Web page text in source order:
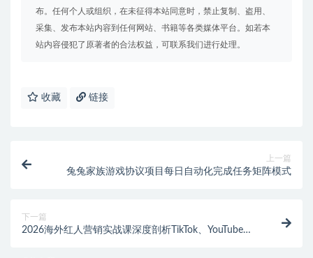
布。任何个人或组织，在未征得本站同意时，禁止复制、盗用、
采集、发布本站内容到任何网站、书籍等各类媒体平台。如若本
站内容侵犯了原著者的合法权益，可联系我们进行处理。
收藏 链接
上一篇
兔兔家族游戏协议项目每日自动化完成任务矩阵模式
下一篇
2026海外红人营销实战课深度剖析TikTok、YouTube、